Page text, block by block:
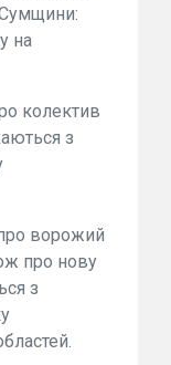
на
колектив
з
ворожий
про нову
з